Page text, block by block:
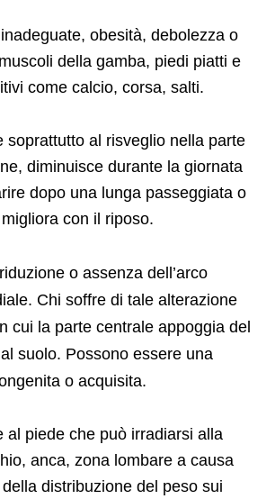
obesità, debolezza o
della gamba, piedi piatti e
come calcio, corsa, salti.
soprattutto al risveglio nella parte
diminuisce durante la giornata
dopo una lunga passeggiata o
con il riposo.
o assenza dell’arco
Chi soffre di tale alterazione
cui la parte centrale appoggia del
suolo. Possono essere una
o acquisita.
al piede che può irradiarsi alla
anca, zona lombare a causa
della distribuzione del peso sui